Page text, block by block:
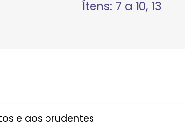
Ítens: 7 a 10, 13
e aos prudentes